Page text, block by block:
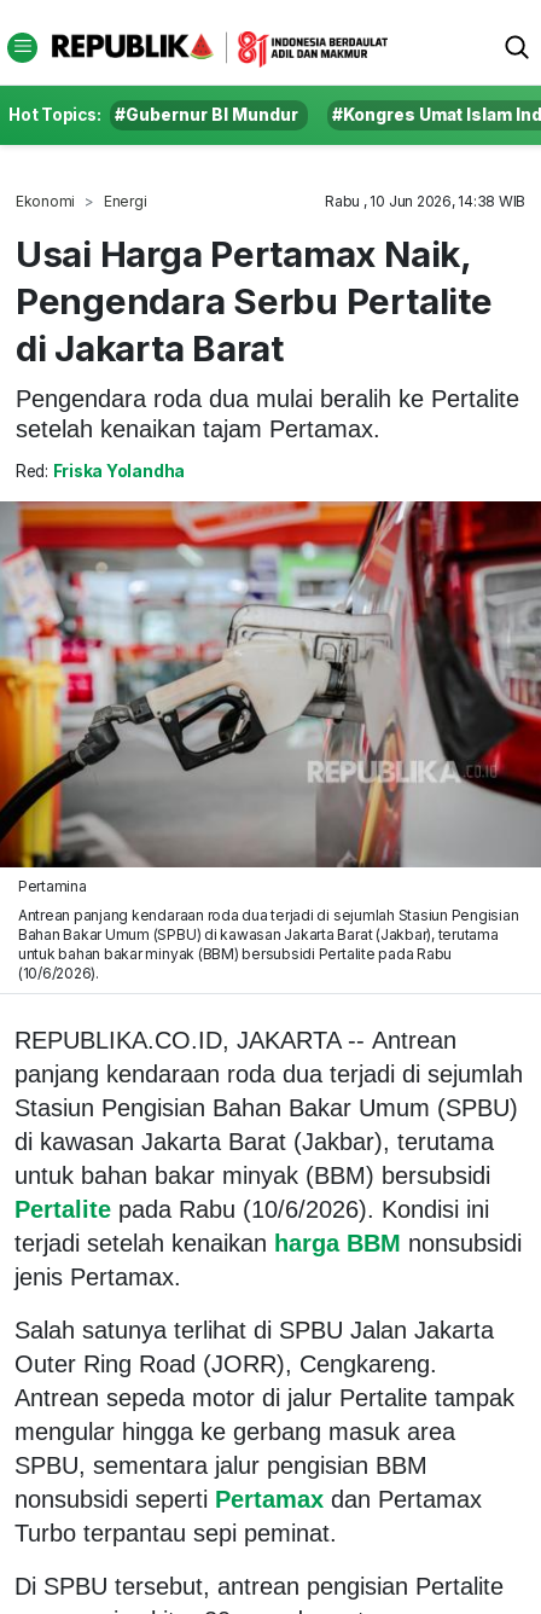
Hot Topics: #Gubernur BI Mundur #Kongres Umat Islam
Ekonomi Energi Rabu , 10 Jun 2026, 14:38 WIB
Usai Harga Pertamax Naik,
Pengendara Serbu Pertalite
di Jakarta Barat
Pengendara roda dua mulai beralih ke Pertalite
setelah kenaikan tajam Pertamax.
Red: Friska Yolandha
Pertamina
Antrean panjang kendaraan roda dua terjadi di sejumlah Stasiun Pengisian
Bahan Bakar Umum (SPBU) di kawasan Jakarta Barat (Jakbar), terutama
untuk bahan bakar minyak (BBM) bersubsidi Pertalite pada Rabu
(10/6/2026).
REPUBLIKA.CO.ID, JAKARTA -- Antrean
panjang kendaraan roda dua terjadi di sejumlah
Stasiun Pengisian Bahan Bakar Umum (SPBU)
di kawasan Jakarta Barat (Jakbar), terutama
untuk bahan bakar minyak (BBM) bersubsidi
Pertalite pada Rabu (10/6/2026). Kondisi ini
terjadi setelah kenaikan harga BBM nonsubsidi
jenis Pertamax.
Salah satunya terlihat di SPBU Jalan Jakarta
Outer Ring Road (JORR), Cengkareng.
Antrean sepeda motor di jalur Pertalite tampak
mengular hingga ke gerbang masuk area
SPBU, sementara jalur pengisian BBM
nonsubsidi seperti Pertamax dan Pertamax
Turbo terpantau sepi peminat.
Di SPBU tersebut, antrean pengisian Pertalite